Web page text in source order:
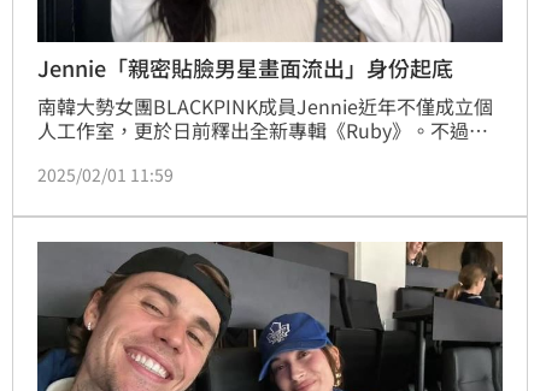
Jennie「親密貼臉男星畫面流出」身份起底
南韓大勢女團BLACKPINK成員Jennie近年不僅成立個
人工作室，更於日前釋出全新專輯《Ruby》。不過在
克（Dominic Fike）環抱的合照，兩人的臉還貼在一
2025/02/01 11:59